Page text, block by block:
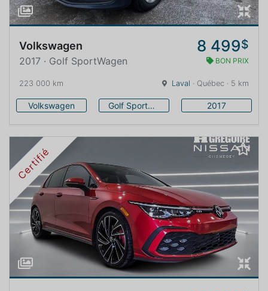
Volkswagen 8 499$
2017 · Golf SportWagen BON PRIX
223 000 km Laval · Québec · 5 km
Volkswagen Golf SportWagen 2017
Certifié